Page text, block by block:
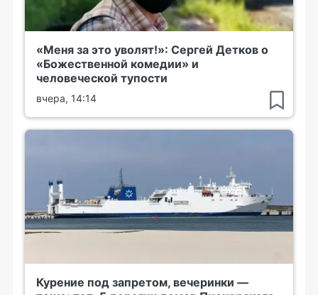
«Меня за это уволят!»: Сергей Детков о
«Божественной комедии» и
человеческой тупости
вчера, 14:14
Курение под запретом, вечеринки —